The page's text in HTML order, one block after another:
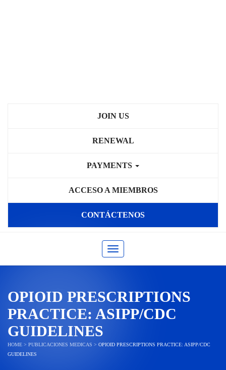
JOIN US
RENEWAL
PAYMENTS
ACCESO A MIEMBROS
CONTÁCTENOS
Toggle navigation
OPIOID PRESCRIPTIONS
PRACTICE: ASIPP/CDC
GUIDELINES
HOME > PUBLICACIONES MEDICAS > OPIOID PRESCRIPTIONS PRACTICE: ASIPP/CDC
GUIDELINES